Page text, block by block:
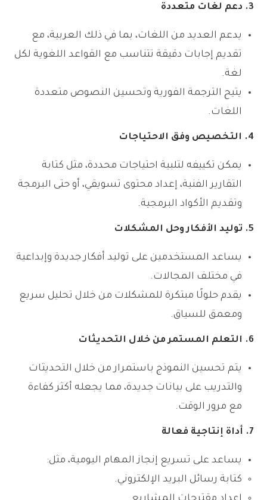
3. دعم لغات متعددة
يدعم العديد من اللغات، بما في ذلك العربية، مع
تقديم إجابات دقيقة تتناسب مع القواعد اللغوية لكل
لغة.
يتيح الترجمة الفورية وتحسين النصوص متعددة
اللغات.
4. التخصيص وفق الاحتياجات
يمكن تكييفه لتلبية احتياجات محددة، مثل كتابة
التقارير الفنية، إعداد محتوى تسويقي، أو حتى البرمجة
وتقديم الأكواد البرمجية.
5. توليد الأفكار وحل المشكلات
يساعد المستخدمين على توليد أفكار جديدة وإبداعية
في مختلف المجالات.
يقدم حلولًا مبتكرة للمشكلات من خلال تحليل سريع
ومعمق للسياق.
6. التعلم المستمر من خلال التحديثات
يتم تحسين النموذج باستمرار من خلال التحديثات
والتدريب على بيانات جديدة، مما يجعله أكثر كفاءة
مع مرور الوقت.
7. أداة إنتاجية فعالة
يساعد على تسريع إنجاز المهام اليومية، مثل:
كتابة رسائل البريد الإلكتروني.